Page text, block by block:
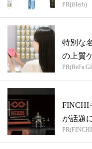
PR(iHerb)
特別な
の上質
PR(ReFa
FINCHI
が話題